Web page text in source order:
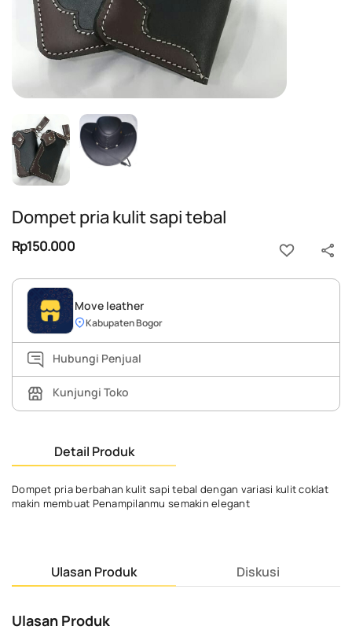
Dompet pria kulit sapi tebal
Rp150.000
Move leather
Kabupaten Bogor
Hubungi Penjual
Kunjungi Toko
Detail Produk
Dompet pria berbahan kulit sapi tebal dengan variasi kulit coklat
makin membuat Penampilanmu semakin elegant
Ulasan Produk Diskusi
Ulasan Produk